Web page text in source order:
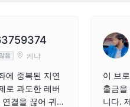
음 케냐
에 중복된 지연
로 과도한 레버
결을 끊어 귀하
이 브
출금을
니다.